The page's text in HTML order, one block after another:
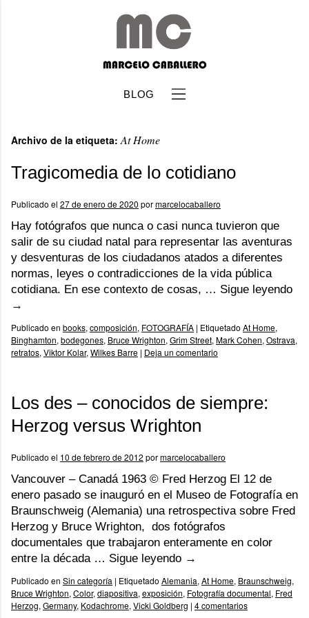
BLOG
Archivo de la etiqueta:At Home
Tragicomedia de lo cotidiano
Publicado el 27 de enero de 2020 pormarcelocaballero
Hay fotógrafos que nunca o casi nunca tuvieron que
salir de su ciudad natal para representar las aventuras
y desventuras de los ciudadanos atados a diferentes
normas, leyes o contradicciones de la vida pública
cotidiana. En ese contexto de cosas, … Sigue leyendo
→
Publicado en books, composición, FOTOGRAFÍA | Etiquetado At Home,
Binghamton, bodegones, Bruce Wrighton, Grim Street, Mark Cohen, Ostrava,
retratos, Viktor Kolar, Wilkes Barre | Deja un comentario
Los des – conocidos de siempre:
Herzog versus Wrighton
Publicado el 10 de febrero de 2012 pormarcelocaballero
Vancouver – Canadá 1963 © Fred Herzog El 12 de
enero pasado se inauguró en el Museo de Fotografía en
Braunschweig (Alemania) una retrospectiva sobre Fred
Herzog y Bruce Wrighton, dos fotógrafos
documentales que trabajaron enteramente en color
entre la década … Sigue leyendo →
Publicado en Sin categoría | Etiquetado Alemania, At Home, Braunschweig,
Bruce Wrighton, Color, diapositiva, exposición, Fotografía documental, Fred
Herzog, Germany, Kodachrome, Vicki Goldberg | 4 comentarios